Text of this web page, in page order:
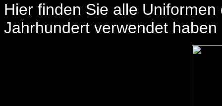
Hier finden Sie alle
Jahrhundert verwendet